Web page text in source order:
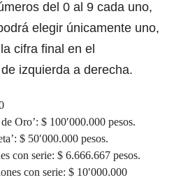
del 0 al 9 cada uno,
elegir únicamente uno,
cifra final en el
izquierda a derecha.
Oro’: $ 100′000.000 pesos.
$ 50′000.000 pesos.
con serie: $ 6.666.667 pesos.
con serie: $ 10′000.000